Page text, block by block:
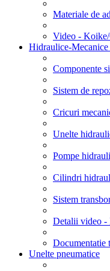
Materiale de
Video - Koike/
Hidraulice-
Componente
Sistem de
Cricuri
Unelte
Pompe
Cilindri
Sistem
Detalii video -
Documentatie
Unelte pneumatice